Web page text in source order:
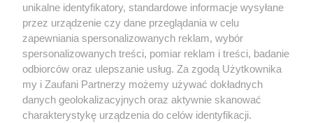
O FIRMIE POLITYKA PRYWATNOŚCI HOSTING
REKLAMA WSPÓŁPRACA RSS FACEBOOK KONTAKT
Nasze serwisy
unikalne identyfikatory, standardowe informacje wysyłane
przez urządzenie czy dane przeglądania w celu
zapewniania spersonalizowanych reklam, wybór
spersonalizowanych treści, pomiar reklam i treści, badanie
odbiorców oraz ulepszanie usług. Za zgodą Użytkownika
my i Zaufani Partnerzy możemy używać dokładnych
danych geolokalizacyjnych oraz aktywnie skanować
charakterystykę urządzenia do celów identyfikacji.